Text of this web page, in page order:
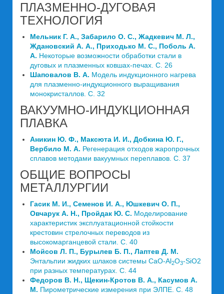
ПЛАЗМЕННО-ДУГОВАЯ
ТЕХНОЛОГИЯ
Мельник Г. А., Забарило О. С., Жадкевич М. Л.,
Ждановский А. А., Приходько М. С., Поболь А.
А. Некоторые возможности обработки стали в
дуговых и плазменных ковшах-печах. C. 26
Шаповалов В. А. Модель индукционного нагрева
для плазменно-индукционного выращивания
монокристаллов. C. 32
ВАКУУМНО-ИНДУКЦИОННАЯ
ПЛАВКА
Аникин Ю. Ф., Максюта И. И., Добкина Ю. Г.,
Вербило М. А. Регенерация отходов жаропрочных
сплавов методами вакуумных переплавов. C. 37
ОБЩИЕ ВОПРОСЫ
МЕТАЛЛУРГИИ
Гасик М. И., Семенов И. А., Юшкевич О. П.,
Овчарук А. Н., Пройдак Ю. С. Моделирование
характеристик эксплуатационной стойкости
крестовин стрелочных переводов из
высокомарганцевой стали. C. 40
Мойсов Л. П., Бурылев Б. П., Лаптев Д. М.
Энтальпии жидких шлаков системы CaO-Al2O3-SiO2
при разных температурах. C. 44
Федоров В. Н., Щекин-Кротов В. А., Касумов А.
М. Пирометрические измерения при ЭЛПЕ. C. 48